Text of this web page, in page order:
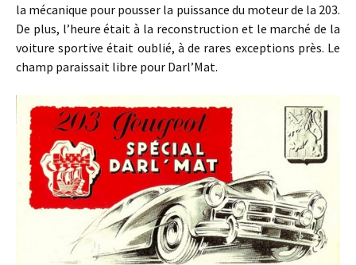
la mécanique pour pousser la puissance du moteur de la 203.
De plus, l’heure était à la reconstruction et le marché de la
voiture sportive était oublié, à de rares exceptions près. Le
champ paraissait libre pour Darl’Mat.